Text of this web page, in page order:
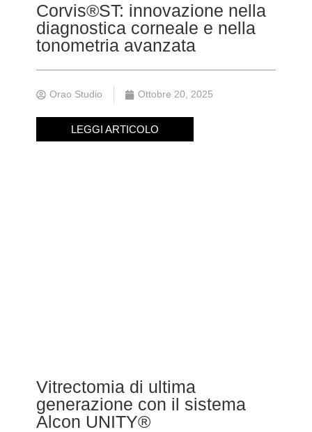
Corvis®ST: innovazione nella
diagnostica corneale e nella
tonometria avanzata
Orao Studio Ottobre 20, 2025
LEGGI ARTICOLO
Vitrectomia di ultima
generazione con il sistema
Alcon UNITY®